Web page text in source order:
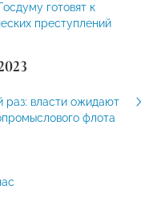
готовят к
преступлений
раз: власти ожидают
флота